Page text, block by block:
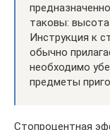
таковы: высота
Инструкция к
обычно
необходимо
предметы
Стопроцентная